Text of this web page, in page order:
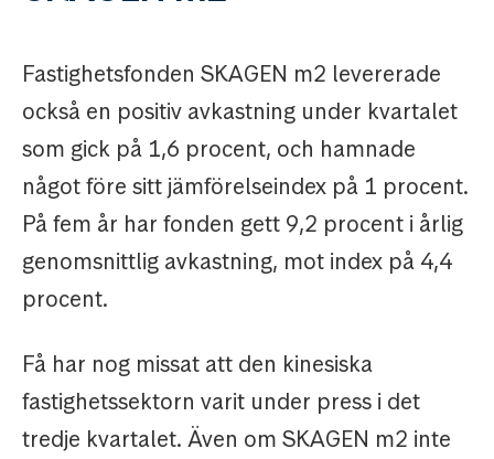
Fastighetsfonden SKAGEN m2 levererade
också en positiv avkastning under kvartalet
som gick på 1,6 procent, och hamnade
något före sitt jämförelseindex på 1 procent.
På fem år har fonden gett 9,2 procent i årlig
genomsnittlig avkastning, mot index på 4,4
procent.
Få har nog missat att den kinesiska
fastighetssektorn varit under press i det
tredje kvartalet. Även om SKAGEN m2 inte